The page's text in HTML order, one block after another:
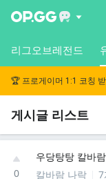
리그오브레전드
🏆 프로게이머 1:1 코칭
게시글 리스트
0
칼바람 나락
7